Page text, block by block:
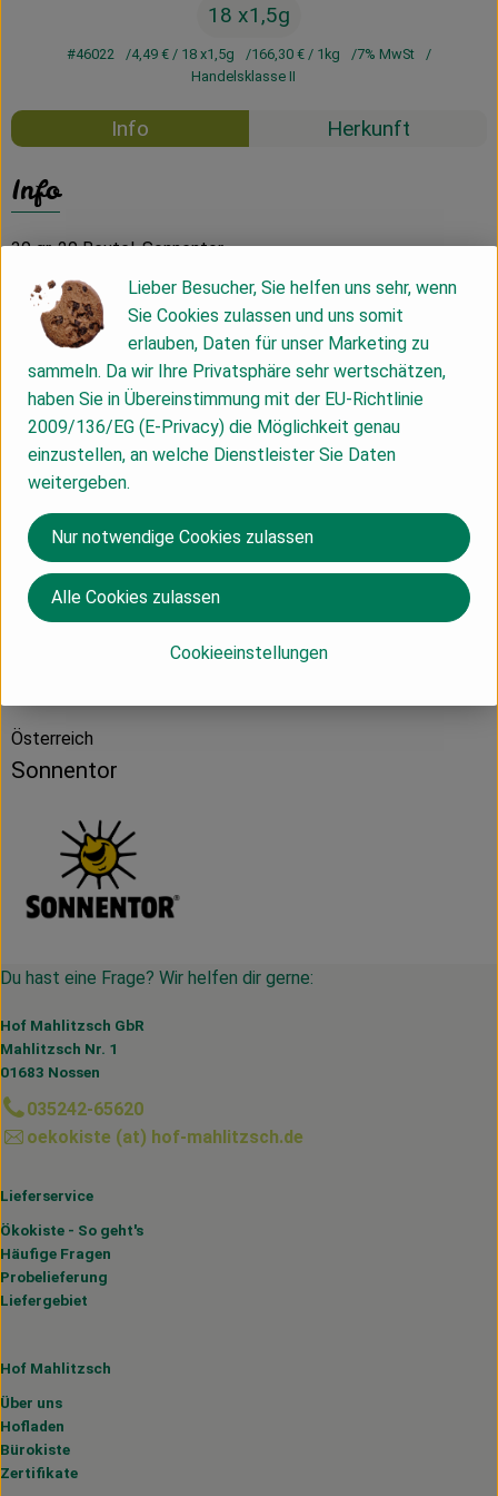
18 x1,5g
#46022 4,49 € / 18 x1,5g 166,30 € / 1kg
7% MwSt
Handelsklasse II
Info Herkunft
Info
30 gr, 20 Beutel, Sonnentor
Produktinformationen
Zutaten
Nährwert-Info
Produktdatenblatt
Österreich
Sonnentor
Du hast eine Frage? Wir helfen dir gerne:
Hof Mahlitzsch GbR
Mahlitzsch Nr. 1
01683 Nossen
035242-65620
oekokiste (at) hof-mahlitzsch.de
Lieferservice
Ökokiste - So geht's
Häufige Fragen
Probelieferung
Liefergebiet
Hof Mahlitzsch
Über uns
Hofladen
Bürokiste
Zertifikate
Lieber Besucher, Sie helfen uns sehr, wenn
Sie Cookies zulassen und uns somit
erlauben, Daten für unser Marketing zu
sammeln. Da wir Ihre Privatsphäre sehr wertschätzen,
haben Sie in Übereinstimmung mit der EU-Richtlinie
2009/136/EG (E-Privacy) die Möglichkeit genau
einzustellen, an welche Dienstleister Sie Daten
weitergeben.
Cookieeinstellungen
Nur notwendige Cookies zulassen
Alle Cookies zulassen